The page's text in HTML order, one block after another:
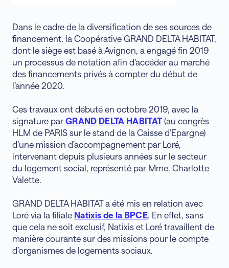
Dans le cadre de la diversification de ses sources de
financement, la Coopérative GRAND DELTA HABITAT,
dont le siège est basé à Avignon, a engagé fin 2019
un processus de notation afin d’accéder au marché
des financements privés à compter du début de
l’année 2020.
Ces travaux ont débuté en octobre 2019, avec la
signature par GRAND DELTA HABITAT(au congrès
HLM de PARIS sur le stand de la Caisse d’Epargne)
d’une mission d’accompagnement par Loré,
intervenant depuis plusieurs années sur le secteur
du logement social, représenté par Mme. Charlotte
Valette.
GRAND DELTA HABITAT a été mis en relation avec
Loré via la filiale Natixis de la BPCE. En effet, sans
que cela ne soit exclusif, Natixis et Loré travaillent de
manière courante sur des missions pour le compte
d’organismes de logements sociaux.